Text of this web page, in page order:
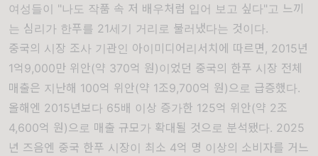
여성들이 "나도 작품 속 저 배우처럼 입어 보고 싶다"고 느끼
는 심리가 한푸를 21세기 거리로 불러냈다는 것이다.
중국의 시장 조사 기관인 아이미디어리서치에 따르면, 2015년
1억9,000만 위안(약 370억 원)이었던 중국의 한푸 시장 전체
매출은 지난해 100억 위안(약 1조9,700억 원)으로 급증했다.
올해엔 2015년보다 65배 이상 증가한 125억 위안(약 2조
4,600억 원)으로 매출 규모가 확대될 것으로 분석됐다. 2025
년 즈음엔 중국 한푸 시장이 최소 4억 명 이상의 소비자를 거느